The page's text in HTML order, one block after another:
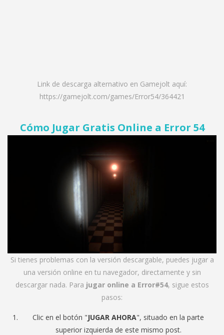
Link de descarga alternativo en Gamejolt aquí:
https://gamejolt.com/games/Error54/364421
Cómo Jugar Gratis Online a Error 54
Si tienes problemas con la versión descargable, puedes jugar a
una versión online en tu navegador, directamente y sin
descargar nada. Para jugar online a Error#54, sigue estos
pasos:
Clic en el botón "JUGAR AHORA", situado en la parte
superior izquierda de este mismo post.